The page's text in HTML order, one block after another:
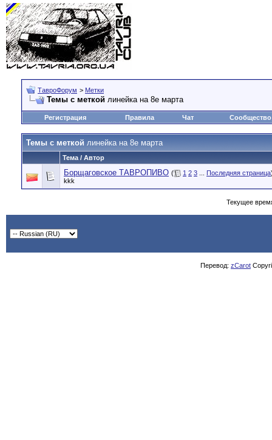
ТавроФорум > Метки
Темы с меткой линейка на 8е марта
Регистрация Правила Чат Сообщество
Темы с меткой линейка на 8е марта
Тема / Автор
Борщаговское ТАВРОПИВО ( 1 2 3 Последняя страница
kkk
Текущее
Перевод: zCarot